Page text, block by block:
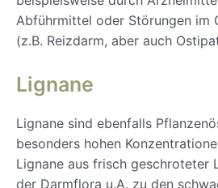
Abführmittel oder Störungen im
(z.B. Reizdarm, aber auch
Lignane
Lignane sind ebenfalls
besonders hohen
Lignane aus frisch geschroteter
der Darmflora u.A. zu den